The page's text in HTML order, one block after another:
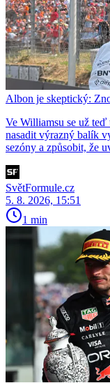
Albon je skeptický:
Ve Williamsu se už
nasadit výrazný balík
sezóny a způsobit, že
SvětFormule.cz
5. 8. 2026, 15:51
1 min